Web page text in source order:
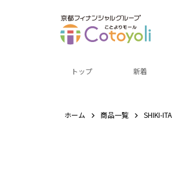
トップ 新着
ホーム 商品一覧 SHIKI-ITA